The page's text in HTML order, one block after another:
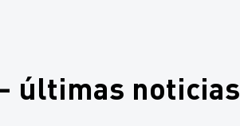
últimas noticias